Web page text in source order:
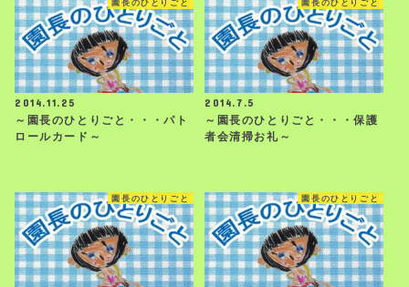
園長のひとりごと
2014.11.25
～園長のひとりごと・・・パト
ロールカード～
園長のひとりごと
2014.7.5
～園長のひとりごと・・・保護
者会清掃お礼～
園長のひとりごと 園長のひとりごと